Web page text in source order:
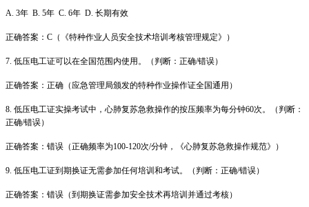
A. 3年 B. 5年 C. 6年 D. 长期有效
正确答案：C（《特种作业人员安全技术培训考核管理规定》）
7. 低压电工证可以在全国范围内使用。（判断：正确/错误）
正确答案：正确（应急管理局颁发的特种作业操作证全国通用）
8. 低压电工证实操考试中，心肺复苏急救操作的按压频率为每分钟60次。（判断：
正确/错误）
正确答案：错误（正确频率为100-120次/分钟，《心肺复苏急救操作规范》）
9. 低压电工证到期换证无需参加任何培训和考试。（判断：正确/错误）
正确答案：错误（到期换证需参加安全技术再培训并通过考核）